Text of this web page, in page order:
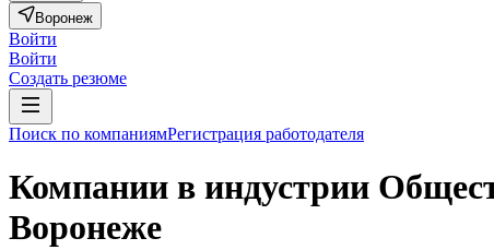
Воронеж
Войти
Войти
Создать резюме
Поиск по компаниямРегистрация работодателя
Компании в индустрии
Воронеже